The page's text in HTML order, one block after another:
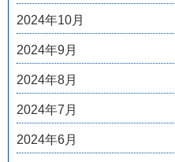
2024年10月
2024年9月
2024年8月
2024年7月
2024年6月